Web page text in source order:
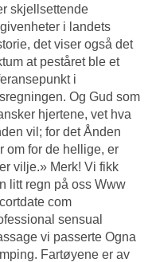
skjellsettende
i landets
det viser også det
at peståret ble et
i
Og Gud som
hjertene, vet hva
vil; for det Ånden
om for de hellige, er
vilje.» Merk! Vi fikk
litt regn på oss Www
com
sensual
vi passerte Ogna
Fartøyene er av